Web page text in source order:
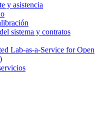
y asistencia
sistema y contratos
Lab-as-a-Service for Open